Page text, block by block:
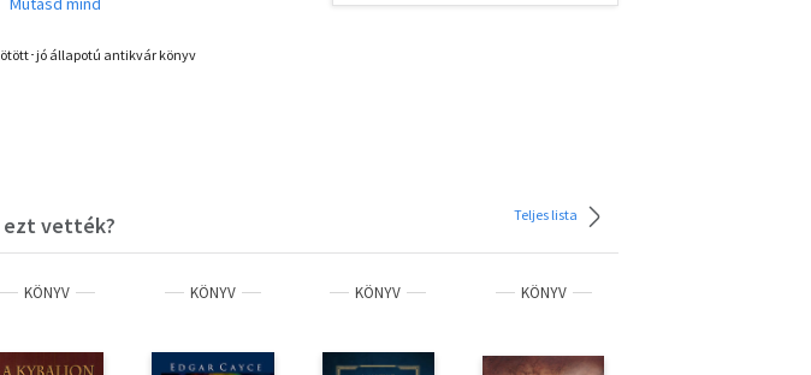
lelkialkatának egyedisége és
úttörőt is zavarba ejtett és
Így az egyiptomi szellemi élet
az első pillantásra az ilyen
a pusztán racionális
Ez a kevés forma olyan átfogó és
szinte teljesen a túlvilági élet
･jó állapotú antikvár könyv
ezt vették? Teljes lista
KÖNYV KÖNYV KÖNYV KÖNYV